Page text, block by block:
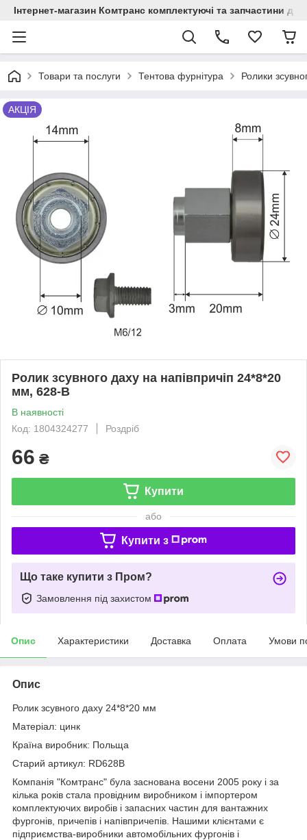
Інтернет-магазин Комтранс комплектуючі та запчастини
Товари та послуги Тентова фурнітура Ролики
АКЦІЯ
Ролик зсувного даху на напівпричіп 24*8*20
мм, 628-B
В наявності
Код: 1804324277
Роздріб
66 ₴
Купити
або
Купити з
Що таке купити з Пром?
Замовлення під захистом
Опис Характеристики Доставка Оплата Умови
Опис
Ролик зсувного даху 24*8*20 мм
Матеріал: цинк
Країна виробник: Польща
Старий артикул: RD628B
Компанія "Комтранс" була заснована восени 2005 року і за
кілька років стала провідним виробником і імпортером
комплектуючих виробів і запасних частин для вантажних
фургонів, причепів і напівпричепів. Нашими клієнтами є
підприємства-виробники автомобільних фургонів і